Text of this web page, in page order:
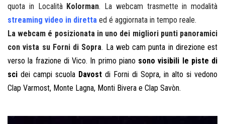
quota in Località Kolorman. La webcam trasmette in modalità
streaming video in diretta ed é aggiornata in tempo reale.
La webcam é posizionata in uno dei migliori punti panoramici
con vista su Forni di Sopra. La web cam punta in direzione est
verso la frazione di Vico. In primo piano sono visibili le piste di
sci dei campi scuola Davost di Forni di Sopra, in alto si vedono
Clap Varmost, Monte Lagna, Monti Bivera e Clap Savòn.